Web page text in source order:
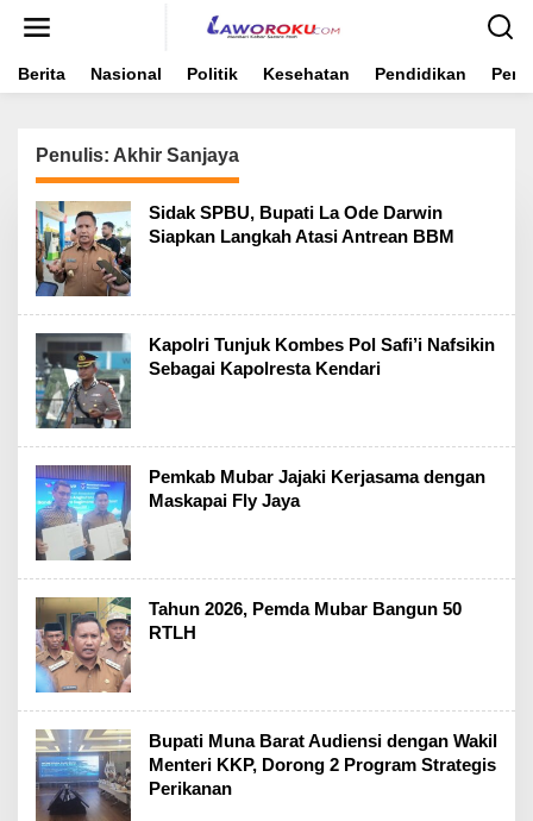
Berita Nasional Politik Kesehatan Pendidikan
Penulis: Akhir Sanjaya
Sidak SPBU, Bupati La Ode Darwin
Siapkan Langkah Atasi Antrean BBM
Kapolri Tunjuk Kombes Pol Safi’i Nafsikin
Sebagai Kapolresta Kendari
Pemkab Mubar Jajaki Kerjasama dengan
Maskapai Fly Jaya
Tahun 2026, Pemda Mubar Bangun 50
RTLH
Bupati Muna Barat Audiensi dengan Wakil
Menteri KKP, Dorong 2 Program Strategis
Perikanan